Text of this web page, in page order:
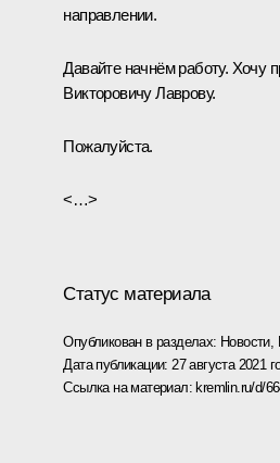
направлении.
Давайте начнём работу. Хочу
Викторовичу Лаврову.
Пожалуйста.
<…>
Статус материала
Опубликован в разделах: Новости,
Дата публикации: 27 августа 2021
Ссылка на материал: kremlin.ru/d/